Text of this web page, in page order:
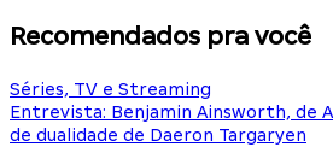
Recomendados pra você
Séries, TV e Streaming
Entrevista: Benjamin Ainsworth, de
de dualidade de Daeron Targaryen